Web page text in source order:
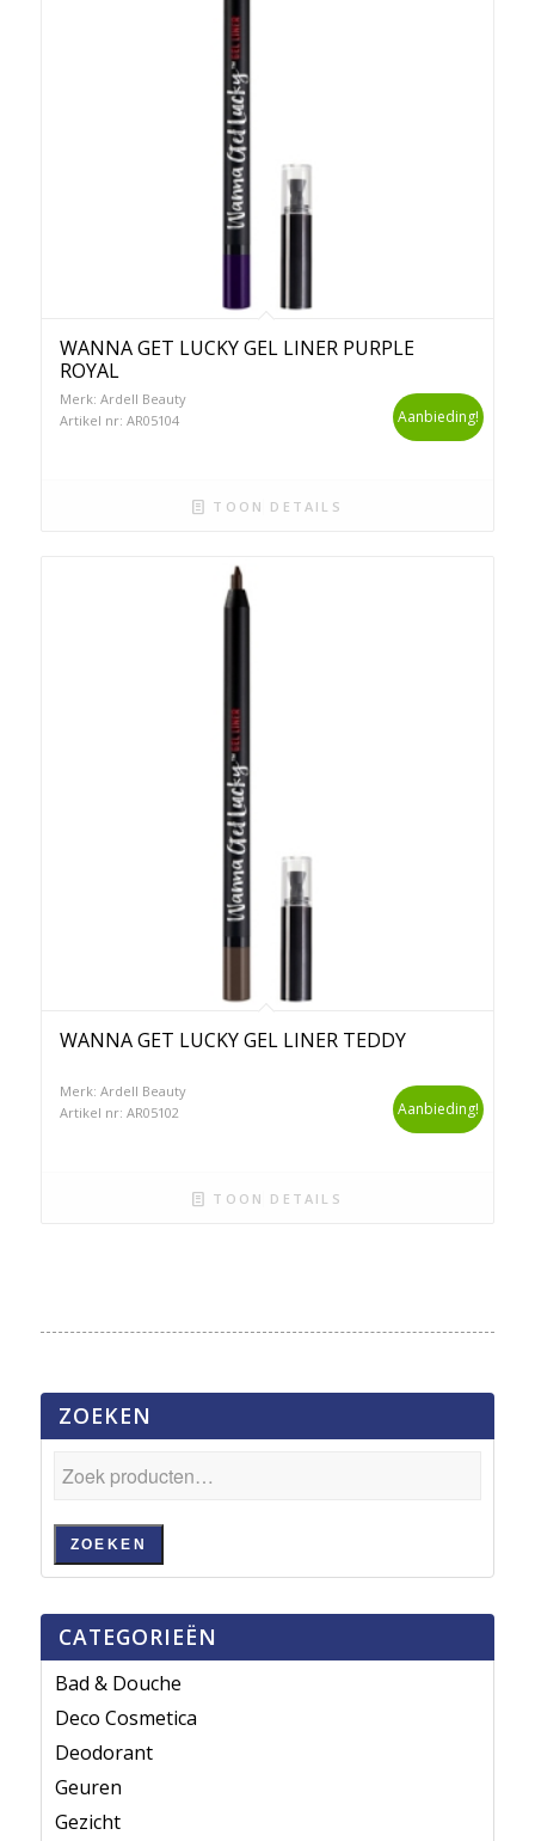
WANNA GET LUCKY GEL LINER PURPLE
ROYAL
Merk: Ardell Beauty
Artikel nr: AR05104
Aanbieding!
TOON DETAILS
WANNA GET LUCKY GEL LINER TEDDY
Merk: Ardell Beauty
Artikel nr: AR05102
Aanbieding!
TOON DETAILS
ZOEKEN
ZOEKEN
CATEGORIEËN
Bad & Douche
Deco Cosmetica
Deodorant
Geuren
Gezicht